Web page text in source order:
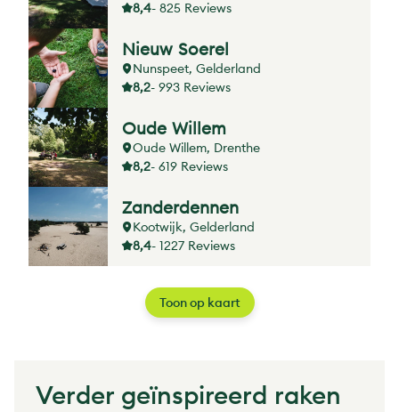
8,4- 825 Reviews
Nieuw Soerel
Nunspeet, Gelderland
8,2- 993 Reviews
Oude Willem
Oude Willem, Drenthe
8,2- 619 Reviews
Zanderdennen
Kootwijk, Gelderland
8,4- 1227 Reviews
Toon op kaart
Verder geïnspireerd raken